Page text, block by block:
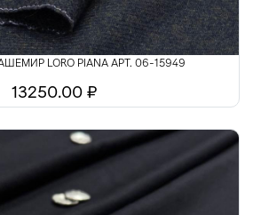
LORO PIANA АРТ. 06-15949
13250.00 ₽